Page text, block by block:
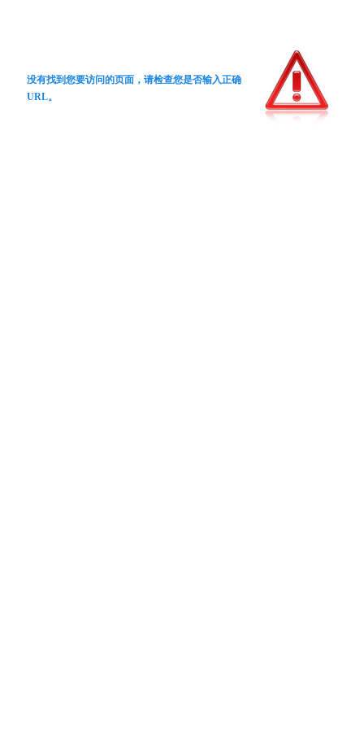
没有找到您要访问的页面，请检查您是否输入正确
URL。